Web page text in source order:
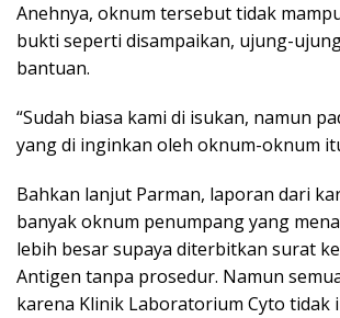
Anehnya, oknum tersebut tidak
bukti seperti disampaikan, ujung-
bantuan.
“Sudah biasa kami di isukan, namun
yang di inginkan oleh oknum-oknum
Bahkan lanjut Parman, laporan dari
banyak oknum penumpang yang
lebih besar supaya diterbitkan surat
Antigen tanpa prosedur. Namun
karena Klinik Laboratorium Cyto tidak